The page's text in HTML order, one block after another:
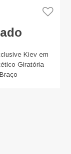
Kiev em
Giratória